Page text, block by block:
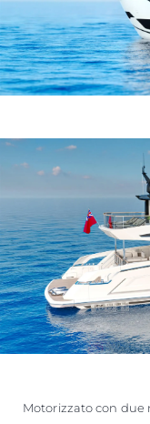
Motorizzato con due